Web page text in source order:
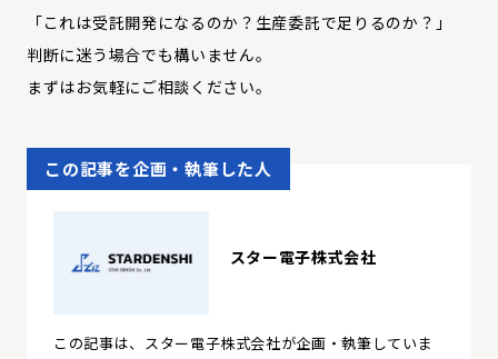
「これは受託開発になるのか？生産委託で足りるのか？」
判断に迷う場合でも構いません。
まずはお気軽にご相談ください。
この記事を企画・執筆した人
スター電子株式会社
この記事は、スター電子株式会社が企画・執筆していま